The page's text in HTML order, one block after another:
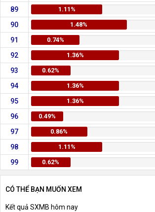
89
1.11%
90
1.48%
91
0.74%
92
1.36%
93
0.62%
94
1.36%
95
1.36%
96
0.49%
97
0.86%
98
1.11%
99
0.62%
CÓ THỂ BẠN MUỐN XEM
Kết quả SXMB hôm nay